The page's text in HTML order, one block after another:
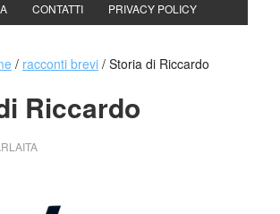
CONTATTI PRIVACY POLICY
/ racconti brevi /Storia di Riccardo
Riccardo